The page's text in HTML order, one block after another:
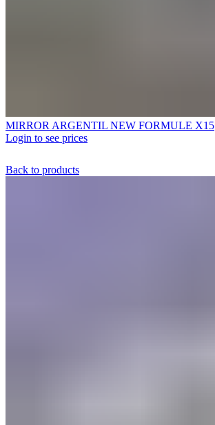
MIRROR ARGENTIL NEW FORMULE X15
Login to see prices
Back to products